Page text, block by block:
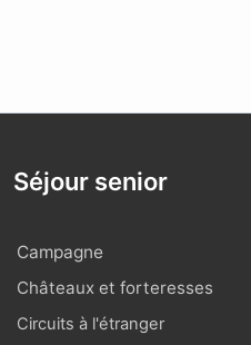
Séjour senior
Campagne
Châteaux et forteresses
Circuits à l'étranger